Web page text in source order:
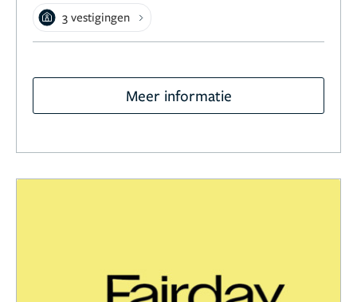
3 vestigingen
Meer informatie